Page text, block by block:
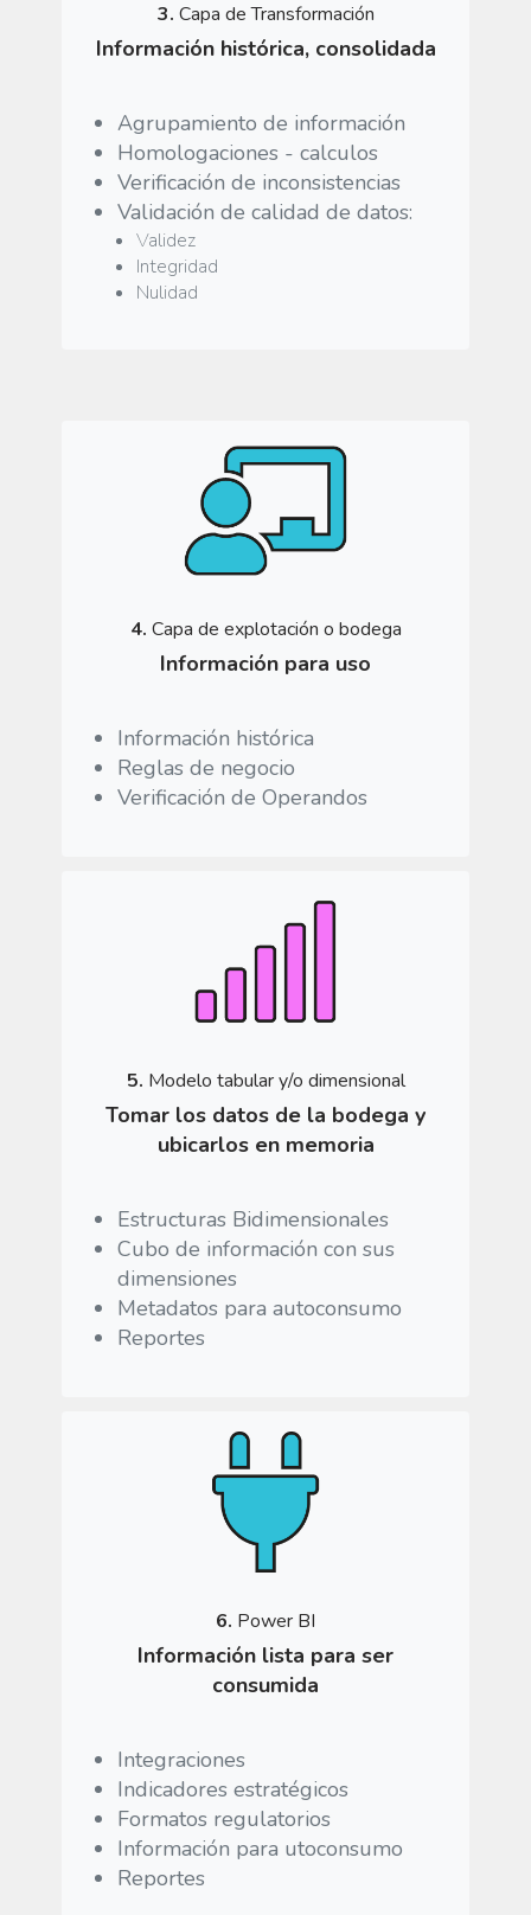
3. Capa de Transformación
Información histórica, consolidada
Agrupamiento de información
Homologaciones - calculos
Verificación de inconsistencias
Validación de calidad de datos:
Validez
Integridad
Nulidad
4. Capa de explotación o bodega
Información para uso
Información histórica
Reglas de negocio
Verificación de Operandos
5. Modelo tabular y/o dimensional
Tomar los datos de la bodega y
ubicarlos en memoria
Estructuras Bidimensionales
Cubo de información con sus
dimensiones
Metadatos para autoconsumo
Reportes
6. Power BI
Información lista para ser
consumida
Integraciones
Indicadores estratégicos
Formatos regulatorios
Información para utoconsumo
Reportes